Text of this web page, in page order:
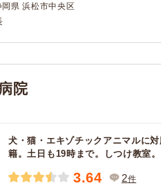
県 浜松市中央区
院
犬・猫・エキゾチックアニマルに
籍。土日も19時まで。しつけ教室
3.64 2件